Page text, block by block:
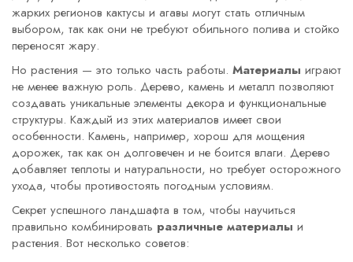
жарких регионов кактусы и агавы могут стать отличным
выбором, так как они не требуют обильного полива и стойко
переносят жару.
Но растения — это только часть работы. Материалы играют
не менее важную роль. Дерево, камень и металл позволяют
создавать уникальные элементы декора и функциональные
структуры. Каждый из этих материалов имеет свои
особенности. Камень, например, хорош для мощения
дорожек, так как он долговечен и не боится влаги. Дерево
добавляет теплоты и натуральности, но требует осторожного
ухода, чтобы противостоять погодным условиям.
Секрет успешного ландшафта в том, чтобы научиться
правильно комбинировать различные материалы и
растения. Вот несколько советов: